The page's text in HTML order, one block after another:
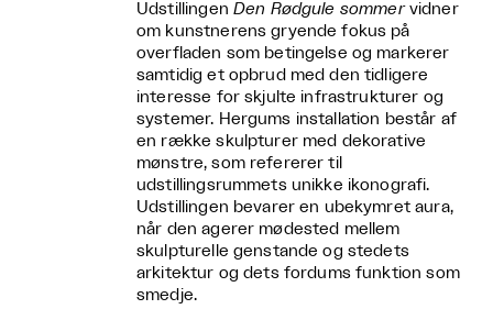
Udstillingen Den Rødgule sommervidner
om kunstnerens gryende fokus på
overfladen som betingelse og markerer
samtidig et opbrud med den tidligere
interesse for skjulte infrastrukturer og
systemer. Hergums installation består af
en række skulpturer med dekorative
mønstre, som refererer til
udstillingsrummets unikke ikonografi.
Udstillingen bevarer en ubekymret aura,
når den agerer mødested mellem
skulpturelle genstande og stedets
arkitektur og dets fordums funktion som
smedje.